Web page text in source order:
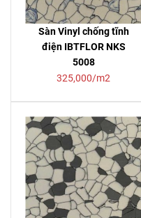
Sàn Vinyl chống tĩnh
điện IBTFLOR NKS
5008
325,000/m2